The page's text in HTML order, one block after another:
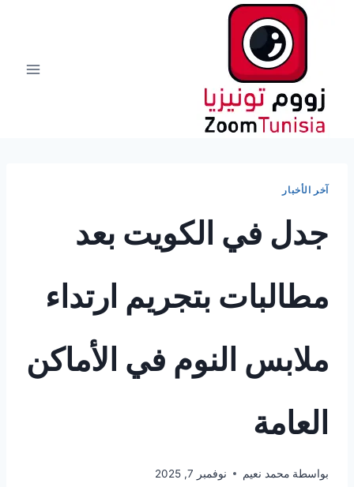
آخر الأخبار
جدل في الكويت بعد
مطالبات بتجريم ارتداء
ملابس النوم في الأماكن
العامة
بواسطة محمد نعيم نوفمبر 7, 2025